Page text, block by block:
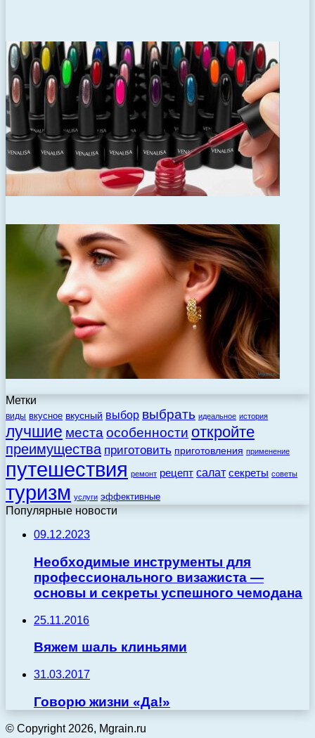
Метки
виды вкусное вкусный выбор выбрать идеальное история
лучшие места особенности откройте
преимущества приготовить приготовления применение
путешествия ремонт рецепт салат секреты советы
туризм услуги эффективные
Популярные новости
09.12.2023
Необходимые инструменты для
профессионального визажиста —
основы и секреты успешного чемодана
25.11.2016
Вяжем шаль клиньями
31.03.2017
Говорю жизни «Да!»
© Copyright 2026, Mgrain.ru